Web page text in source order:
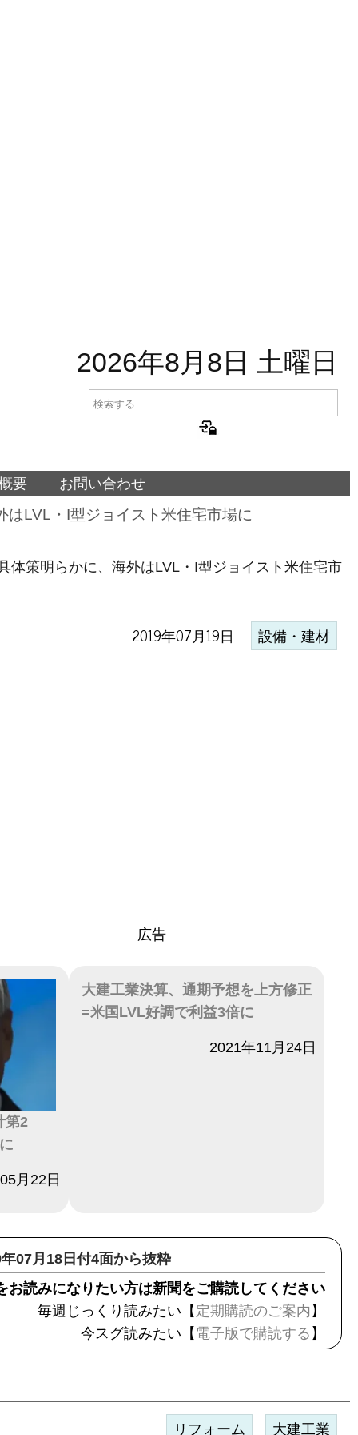
2026年8月8日 土曜日
要 お問い合わせ
LVL・I型ジョイスト米住宅市場に
策明らかに、海外はLVL・I型ジョイスト米住宅市
2019年07月19日 設備・建材
広告
第2
月22日
大建工業決算、通期予想を上方修正
=米国LVL好調で利益3倍に
2021年11月24日
07月18日付4面から抜粋
お読みになりたい方は新聞をご購読してください
毎週じっくり読みたい【 定期購読のご案内 】
今スグ読みたい【 電子版で購読する 】
リフォーム 大建工業